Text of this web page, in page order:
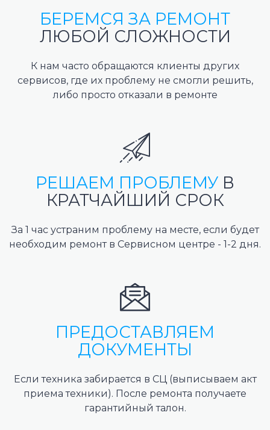
БЕРЕМСЯ ЗА РЕМОНТ
ЛЮБОЙ СЛОЖНОСТИ
К нам часто обращаются клиенты других
сервисов, где их проблему не смогли решить,
либо просто отказали в ремонте
РЕШАЕМ ПРОБЛЕМУ В
КРАТЧАЙШИЙ СРОК
За 1 час устраним проблему на месте, если будет
необходим ремонт в Сервисном центре - 1-2 дня.
ПРЕДОСТАВЛЯЕМ
ДОКУМЕНТЫ
Если техника забирается в СЦ (выписываем акт
приема техники). После ремонта получаете
гарантийный талон.